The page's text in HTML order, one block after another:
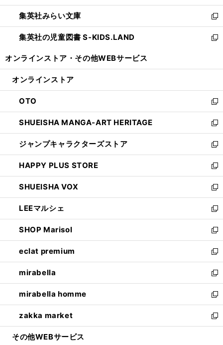
開
く
ウ
で
開
く
ン
ド
ウ
で
ウ
ィ
ン
ド
開
集英社みらい文庫
新
し
い
ン
ウ
で
開
く
集英社の児童図書 S-KIDS.LAND
新
ウ
ン
ド
ウ
で
開
く
オンラインストア・ その他WEBサービス
オンラインストア
OTO
新
し
い
ウ
ィ
ン
ド
ウ
で
開
く
SHUEISHA MANGA-ART HERITAGE
新
し
い
ウ
ィ
ン
ド
ウ
で
開
く
ジャンプキャラクターズストア
新
し
い
ウ
ィ
ン
ド
ウ
で
開
く
HAPPY PLUS STORE
新
し
い
ウ
ィ
ン
ド
ウ
で
開
く
SHUEISHA VOX
新
し
い
ウ
ィ
ン
ド
ウ
で
開
く
LEEマルシェ
新
し
い
ウ
ィ
ン
ド
ウ
で
開
く
SHOP Marisol
新
し
い
ウ
ィ
ン
ド
ウ
で
開
eclat premium
新
し
い
ウ
ィ
ン
ド
ウ
mirabella
新
し
い
ウ
ィ
ン
mirabella homme
新
し
い
ウ
zakka market
新
し
その他WEBサービス